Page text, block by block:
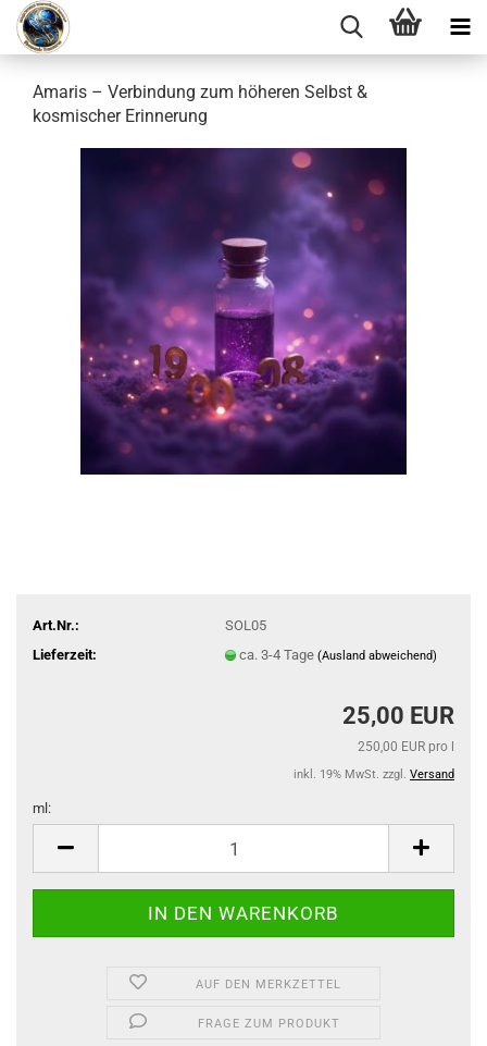
Amaris – Verbindung zum höheren Selbst &
kosmischer Erinnerung
Art.Nr.:
SOL05
Lieferzeit:
ca. 3-4 Tage (Ausland abweichend)
25,00 EUR
250,00 EUR pro l
inkl. 19% MwSt. zzgl. Versand
ml:
AUF DEN MERKZETTEL
FRAGE ZUM PRODUKT